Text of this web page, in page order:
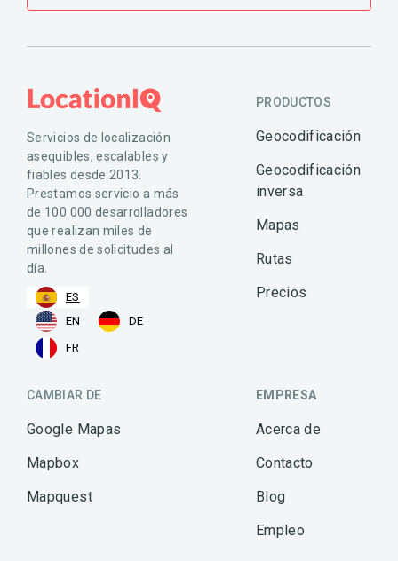
Servicios de localización
asequibles, escalables y
fiables desde 2013.
Prestamos servicio a más
de 100 000 desarrolladores
que realizan miles de
millones de solicitudes al
día.
ES
EN
DE
FR
PRODUCTOS
Geocodificación
Geocodificación
inversa
Mapas
Rutas
Precios
CAMBIAR DE
Google Mapas
Mapbox
Mapquest
EMPRESA
Acerca de
Contacto
Blog
Empleo